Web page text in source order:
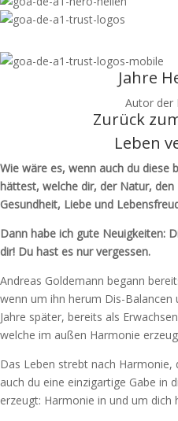
Jahre
Autor der
Zurück
Leben
Wie wäre es, wenn auch du diese
hättest, welche dir, der Natur,
Gesundheit, Liebe und
Dann habe ich gute Neuigkeiten:
dir! Du hast es nur vergessen.
Andreas Goldemann begann
wenn um ihn herum Dis-
Jahre später, bereits als
welche im außen Harmonie
Das Leben strebt nach
auch du eine einzigartige Gabe in
erzeugt: Harmonie in und um dich